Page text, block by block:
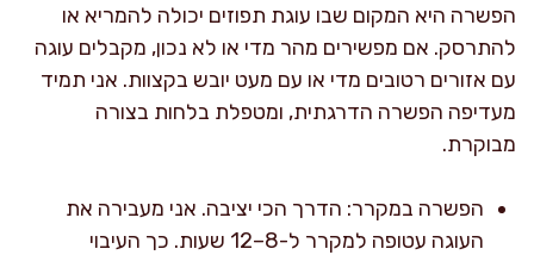
הפשרה היא המקום שבו עוגת תפוזים יכולה להמריא או
להתרסק. אם מפשירים מהר מדי או לא נכון, מקבלים עוגה
עם אזורים רטובים מדי או עם מעט יובש בקצוות. אני תמיד
מעדיפה הפשרה הדרגתית, ומטפלת בלחות בצורה
מבוקרת.
הפשרה במקרר: הדרך הכי יציבה. אני מעבירה את
העוגה עטופה למקרר ל-8–12 שעות. כך העיבוי